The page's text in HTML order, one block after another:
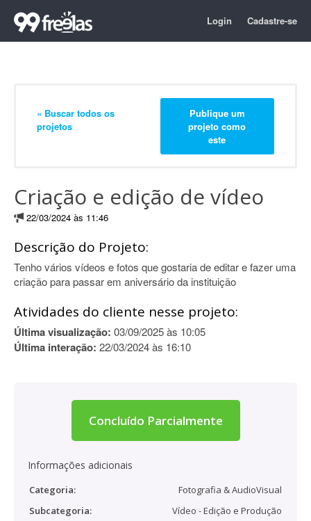
Login Cadastre-se
« Buscar todos os
projetos
Publique um
projeto como
este
Criação e edição de vídeo
22/03/2024 às 11:46
Descrição do Projeto:
Tenho vários vídeos e fotos que gostaria de editar e fazer uma
criação para passar em aniversário da instituição
Atividades do cliente nesse projeto:
Última visualização: 03/09/2025 às 10:05
Última interação: 22/03/2024 às 16:10
Concluído Parcialmente
Informações adicionais
Categoria:
Fotografia & AudioVisual
Subcategoria:
Vídeo - Edição e Produção